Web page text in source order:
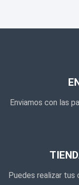
Enviamos con las
Puedes realizar tus